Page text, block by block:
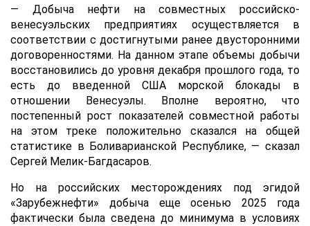
— Добыча нефти на совместных российско-
венесуэльских предприятиях осуществляется в
соответствии с достигнутыми ранее двусторонними
договоренностями. На данном этапе объемы добычи
восстановились до уровня декабря прошлого года, то
есть до введенной США морской блокады в
отношении Венесуэлы. Вполне вероятно, что
постепенный рост показателей совместной работы
на этом треке положительно сказался на общей
статистике в Боливарианской Республике, — сказал
Сергей Мелик-Багдасаров.
Но на российских месторождениях под эгидой
«Зарубежнефти» добыча еще осенью 2025 года
фактически была сведена до минимума в условиях